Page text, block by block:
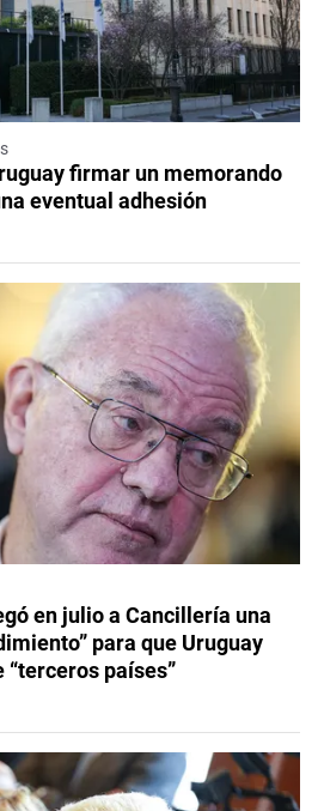
firmar un memorando
eventual adhesión
en julio a Cancillería una
para que Uruguay
países”